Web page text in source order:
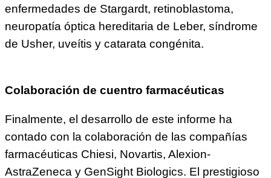
enfermedades de Stargardt, retinoblastoma,
neuropatía óptica hereditaria de Leber, síndrome
de Usher, uveítis y catarata congénita.
Colaboración de cuentro farmacéuticas
Finalmente, el desarrollo de este informe ha
contado con la colaboración de las compañías
farmacéuticas Chiesi, Novartis, Alexion-
AstraZeneca y GenSight Biologics. El prestigioso